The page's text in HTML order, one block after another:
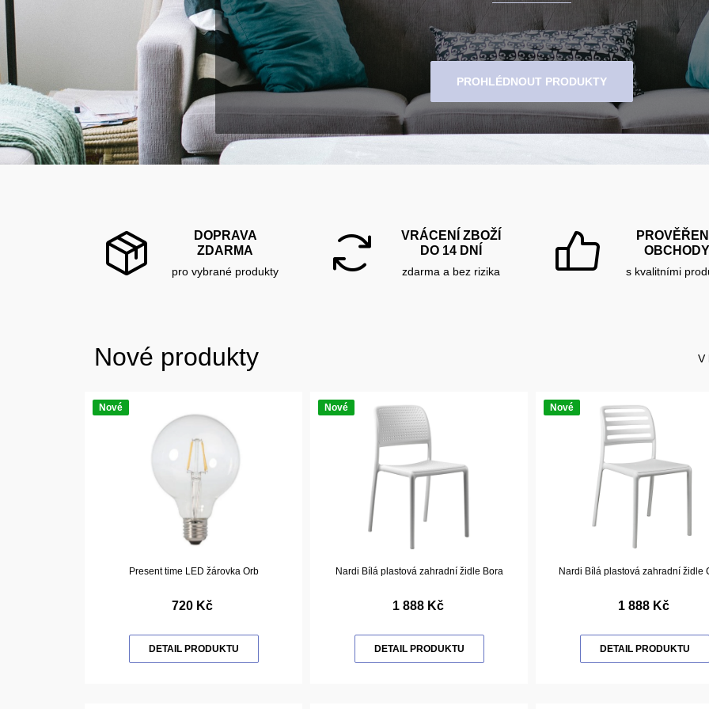
PROHLÉDNOUT PRODUKTY
DOPRAVA
ZDARMA
pro vybrané produkty
VRÁCENÍ ZBOŽÍ
DO 14 DNÍ
zdarma a bez rizika
OBCHODY
s kvalitními
Nové produkty V
Nové
Present time LED žárovka Orb
720 Kč
DETAIL PRODUKTU
Nové
Nardi Bílá plastová zahradní židle Bora
1 888 Kč
DETAIL PRODUKTU
Nové
Nardi Bílá plastová zahradní židle
1 888 Kč
DETAIL PRODUKTU